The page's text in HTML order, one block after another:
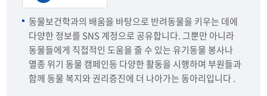
동물보건학과의 배움을 바탕으로 반려동물을 키우는 데에
다양한 정보를 SNS 계정으로 공유합니다. 그뿐만 아니라
동물들에게 직접적인 도움을 줄 수 있는 유기동물 봉사나
멸종 위기 동물 캠페인등 다양한 활동을 시행하며 부원들과
함께 동물 복지와 권리증진에 더 나아가는 동아리입니다 .